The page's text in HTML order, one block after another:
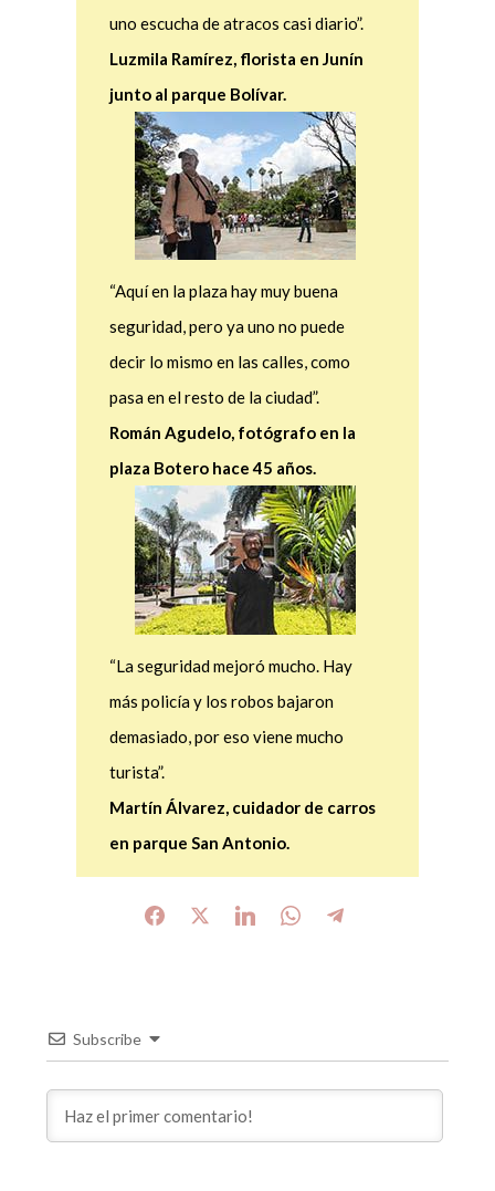
uno escucha de atracos casi diario”.
Luzmila Ramírez, florista en Junín
junto al parque Bolívar.
“Aquí en la plaza hay muy buena
seguridad, pero ya uno no puede
decir lo mismo en las calles, como
pasa en el resto de la ciudad”.
Román Agudelo, fotógrafo en la
plaza Botero hace 45 años.
“La seguridad mejoró mucho. Hay
más policía y los robos bajaron
demasiado, por eso viene mucho
turista”.
Martín Álvarez, cuidador de carros
en parque San Antonio.
Subscribe